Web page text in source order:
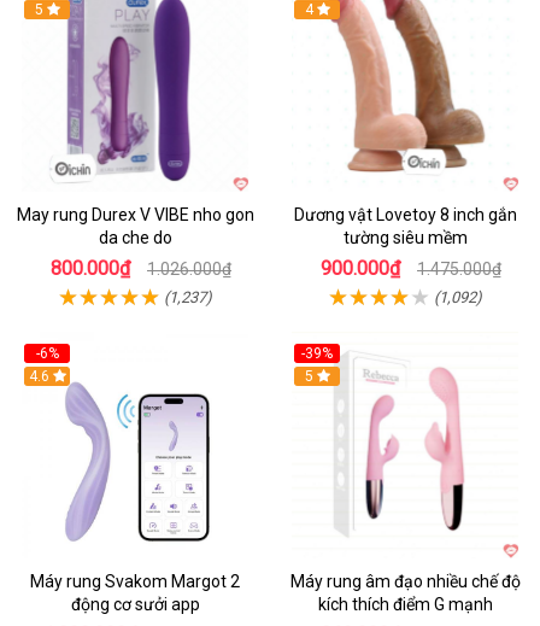
Hot
5
May rung Durex V VIBE nho gon
da che do
800.000₫ 1.026.000₫
(1,237)
Hot
4
Dương vật Lovetoy 8 inch gắn
tường siêu mềm
900.000₫ 1.475.000₫
(1,092)
-6%
4.6
Máy rung Svakom Margot 2
động cơ sưởi app
-39%
Hot
5
Máy rung âm đạo nhiều chế độ
kích thích điểm G mạnh